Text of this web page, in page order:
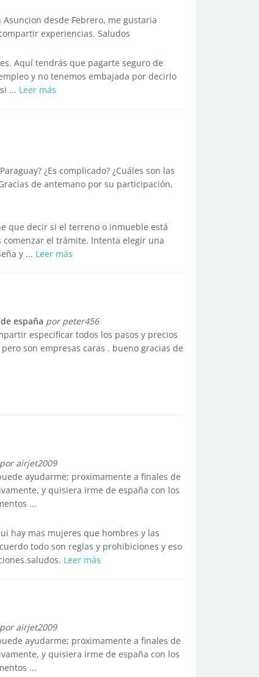
desde Febrero, me gustaria
experiencias. Saludos
Aquí tendrás que pagarte seguro de
y no tenemos embajada por decirlo
... Leer más
¿Es complicado? ¿Cuáles son las
de antemano por su participación,
que decir si el terreno o inmueble está
comenzar el trámite. Intenta elegir una
y ... Leer más
españa por peter456
especificar todos los pasos y precios
son empresas caras . bueno gracias de
por airjet2009
ayudarme; proximamente a finales de
y quisiera irme de españa con los
...
hay mas mujeres que hombres y las
todo son reglas y prohibiciones y eso
Leer más
por airjet2009
ayudarme; proximamente a finales de
y quisiera irme de españa con los
...